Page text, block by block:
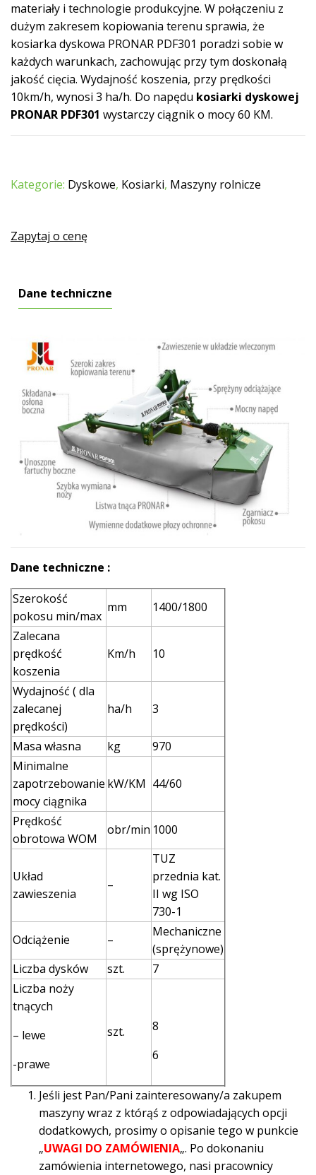
materiały i technologie produkcyjne. W połączeniu z
dużym zakresem kopiowania terenu sprawia, że
kosiarka dyskowa PRONAR PDF301 poradzi sobie w
każdych warunkach, zachowując przy tym doskonałą
jakość cięcia. Wydajność koszenia, przy prędkości
10km/h, wynosi 3 ha/h. Do napędu kosiarki dyskowej
PRONAR PDF301 wystarczy ciągnik o mocy 60 KM.
Kategorie: Dyskowe, Kosiarki, Maszyny rolnicze
Zapytaj o cenę
Dane techniczne
Dane techniczne :
Szerokość
pokosu min/max
mm
1400/1800
Zalecana
prędkość
koszenia
Km/h 10
Wydajność ( dla
zalecanej
prędkości)
ha/h 3
Masa własna kg
970
Minimalne
zapotrzebowanie
mocy ciągnika
kW/KM 44/60
Prędkość
obrotowa WOM
obr/min 1000
Układ
zawieszenia
–
TUZ
przednia kat.
II wg ISO
730-1
Odciążenie
–
Mechaniczne
(sprężynowe)
Liczba dysków
szt.
7
Liczba noży
tnących
– lewe
-prawe
szt.
8
6
Jeśli jest Pan/Pani zainteresowany/a zakupem
maszyny wraz z którąś z odpowiadających opcji
dodatkowych, prosimy o opisanie tego w punkcie
„UWAGI DO ZAMÓWIENIA„. Po dokonaniu
zamówienia internetowego, nasi pracownicy